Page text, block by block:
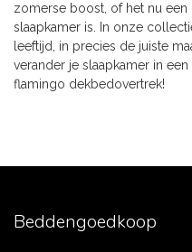
zomerse boost, of het nu
slaapkamer is. In onze
leeftijd, in precies de juiste
verander je slaapkamer in
flamingo dekbedovertrek!
Beddengoedkoop